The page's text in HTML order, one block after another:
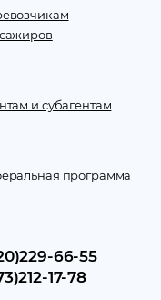
и субагентам
программа
66-55
17-78